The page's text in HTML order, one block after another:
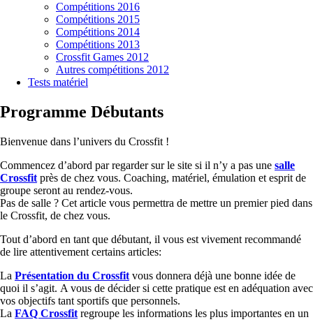
Compétitions 2016
Compétitions 2015
Compétitions 2014
Compétitions 2013
Crossfit Games 2012
Autres compétitions 2012
Tests matériel
Programme Débutants
Bienvenue dans l’univers du Crossfit !
Commencez d’abord par regarder sur le site si il n’y a pas une salle
Crossfit près de chez vous. Coaching, matériel, émulation et esprit de
groupe seront au rendez-vous.
Pas de salle ? Cet article vous permettra de mettre un premier pied dans
le Crossfit, de chez vous.
Tout d’abord en tant que débutant, il vous est vivement recommandé
de lire attentivement certains articles:
La Présentation du Crossfit vous donnera déjà une bonne idée de
quoi il s’agit. A vous de décider si cette pratique est en adéquation avec
vos objectifs tant sportifs que personnels.
La FAQ Crossfit regroupe les informations les plus importantes en un